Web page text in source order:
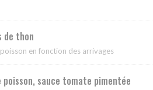
de thon
en fonction des arrivages
poisson, sauce tomate pimentée